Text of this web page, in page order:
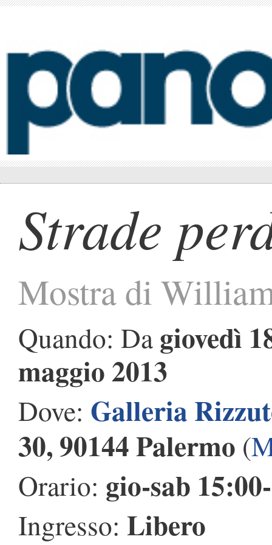
Strade
Mostra di
Quando: Dagiovedì
maggio 2013
Dove: Galleria
30, 90144 Palermo (
Orario: gio-sab
Ingresso: Libero